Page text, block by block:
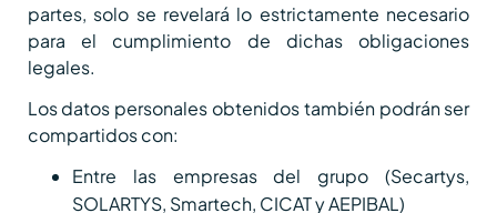
partes, solo se revelará lo estrictamente necesario
para el cumplimiento de dichas obligaciones
legales.
Los datos personales obtenidos también podrán ser
compartidos con:
Entre las empresas del grupo (Secartys,
SOLARTYS, Smartech, CICAT y AEPIBAL)